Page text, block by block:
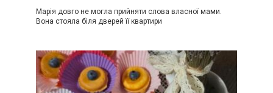
Марія довго не могла прийняти слова власної мами.
Вона стояла біля дверей її квартири